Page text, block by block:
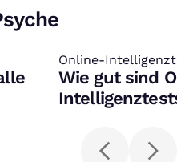
Online-
:
Wie gut sind